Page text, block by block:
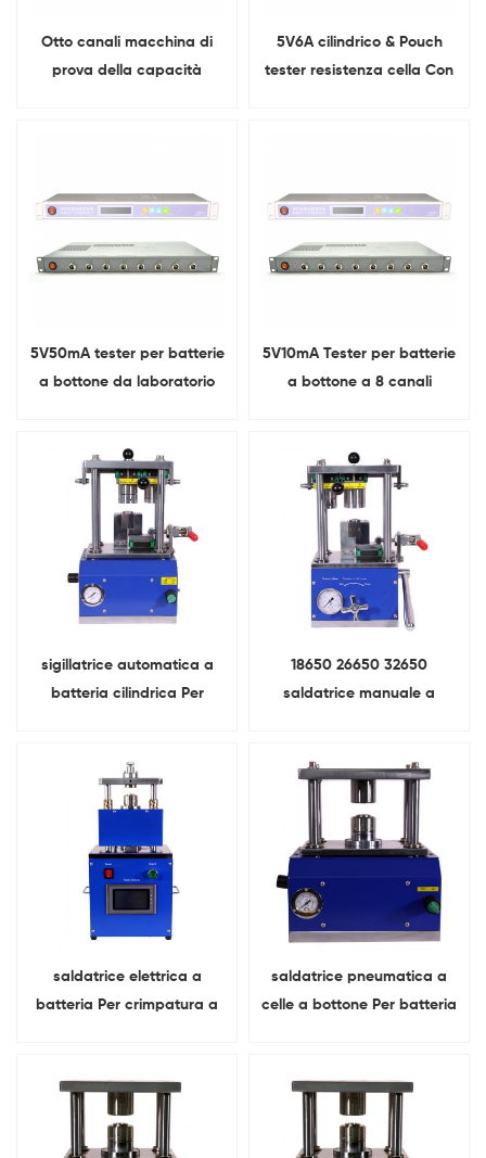
Otto canali macchina di
prova della capacità
5V6A cilindrico & Pouch
tester resistenza cella Con
5V50mA tester per batterie
a bottone da laboratorio
5V10mA Tester per batterie
a bottone a 8 canali
sigillatrice automatica a
batteria cilindrica Per
18650 26650 32650
saldatrice manuale a
saldatrice elettrica a
batteria Per crimpatura a
saldatrice pneumatica a
celle a bottone Per batteria